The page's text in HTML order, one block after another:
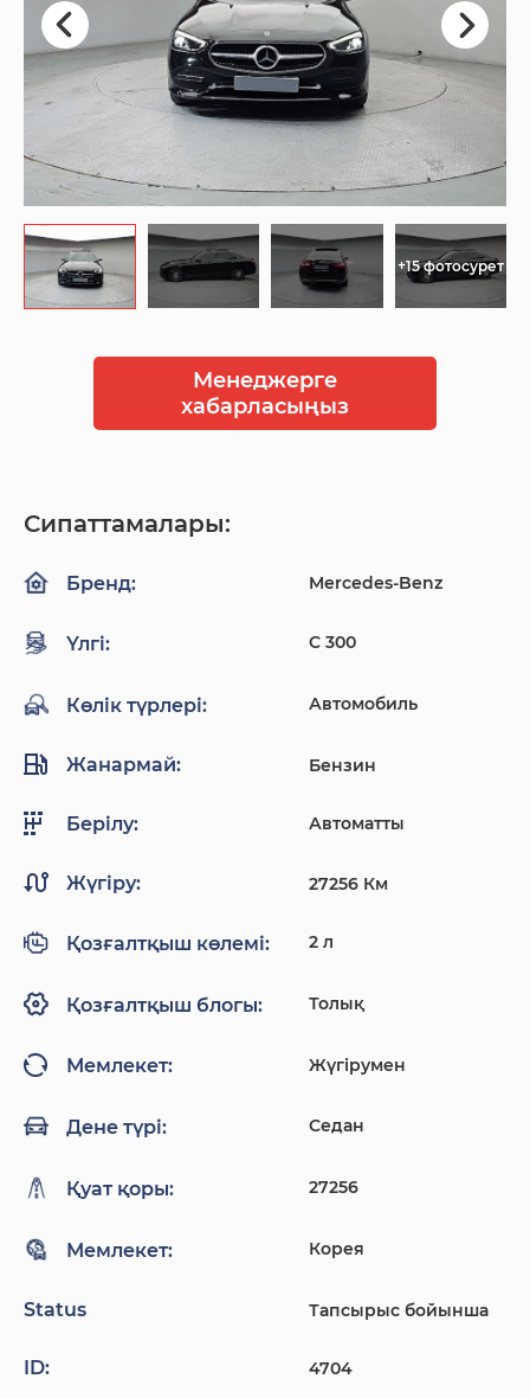
+15 фотосурет
Менеджерге
хабарласыңыз
Сипаттамалары:
Бренд: Mercedes-Benz
Үлгі: C 300
Көлік түрлері: Автомобиль
Жанармай: Бензин
Берілу: Автоматты
Жүгіру: 27256 Км
Қозғалтқыш көлемі: 2 л
Қозғалтқыш блогы: Толық
Мемлекет: Жүгірумен
Дене түрі: Седан
Қуат қоры: 27256
Мемлекет: Корея
Status Тапсырыс бойынша
ID: 4704